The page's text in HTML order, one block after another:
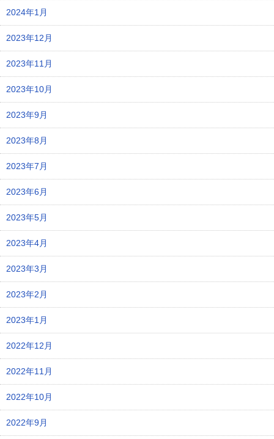
2024年1月
2023年12月
2023年11月
2023年10月
2023年9月
2023年8月
2023年7月
2023年6月
2023年5月
2023年4月
2023年3月
2023年2月
2023年1月
2022年12月
2022年11月
2022年10月
2022年9月